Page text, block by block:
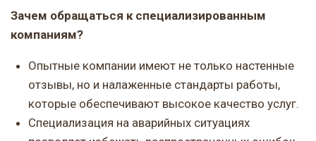
Зачем обращаться к специализированным
компаниям?
Опытные компании имеют не только настенные
отзывы, но и налаженные стандарты работы,
которые обеспечивают высокое качество услуг.
Специализация на аварийных ситуациях